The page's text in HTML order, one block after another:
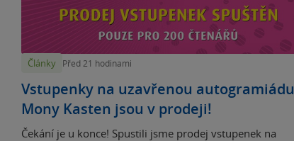
Články Před 21 hodinami
Vstupenky na uzavřenou autogramiádu
Mony Kasten jsou v prodeji!
Čekání je u konce! Spustili jsme prodej vstupenek na